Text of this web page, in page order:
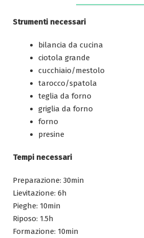
Strumenti necessari
bilancia da cucina
ciotola grande
cucchiaio/mestolo
tarocco/spatola
teglia da forno
griglia da forno
forno
presine
Tempi necessari
Preparazione: 30min
Lievitazione: 6h
Pieghe: 10min
Riposo: 1.5h
Formazione: 10min